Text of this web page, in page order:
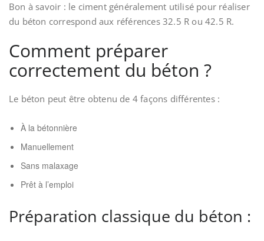
Bon à savoir : le ciment généralement utilisé pour réaliser
du béton correspond aux références 32.5 R ou 42.5 R.
Comment préparer
correctement du béton ?
Le béton peut être obtenu de 4 façons différentes :
À la bétonnière
Manuellement
Sans malaxage
Prêt à l’emploi
Préparation classique du béton :